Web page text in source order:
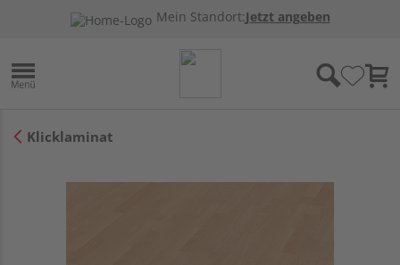
Mein Standort:Jetzt angeben
Klicklaminat